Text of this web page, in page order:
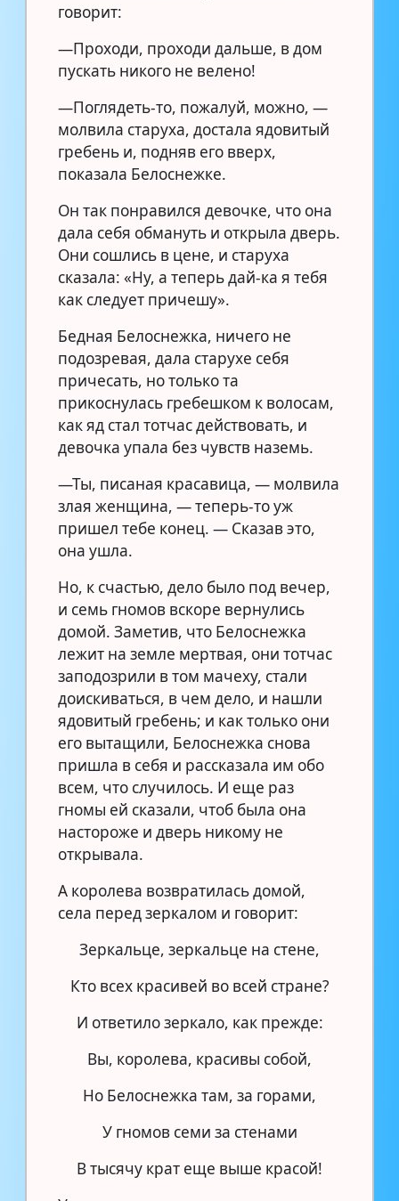
говорит:
—Проходи, проходи дальше, в дом
пускать никого не велено!
—Поглядеть-то, пожалуй, можно, —
молвила старуха, достала ядовитый
гребень и, подняв его вверх,
показала Белоснежке.
Он так понравился девочке, что она
дала себя обмануть и открыла дверь.
Они сошлись в цене, и старуха
сказала: «Ну, а теперь дай-ка я тебя
как следует причешу».
Бедная Белоснежка, ничего не
подозревая, дала старухе себя
причесать, но только та
прикоснулась гребешком к волосам,
как яд стал тотчас действовать, и
девочка упала без чувств наземь.
—Ты, писаная красавица, — молвила
злая женщина, — теперь-то уж
пришел тебе конец. — Сказав это,
она ушла.
Но, к счастью, дело было под вечер,
и семь гномов вскоре вернулись
домой. Заметив, что Белоснежка
лежит на земле мертвая, они тотчас
заподозрили в том мачеху, стали
доискиваться, в чем дело, и нашли
ядовитый гребень; и как только они
его вытащили, Белоснежка снова
пришла в себя и рассказала им обо
всем, что случилось. И еще раз
гномы ей сказали, чтоб была она
настороже и дверь никому не
открывала.
А королева возвратилась домой,
села перед зеркалом и говорит:
Зеркальце, зеркальце на стене,
Кто всех красивей во всей стране?
И ответило зеркало, как прежде:
Вы, королева, красивы собой,
Но Белоснежка там, за горами,
У гномов семи за стенами
В тысячу крат еще выше красой!